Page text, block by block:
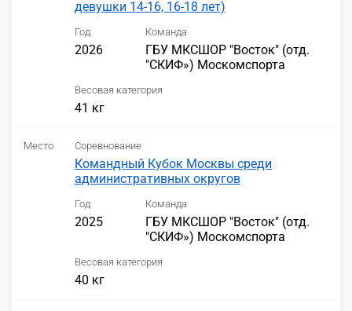
девушки 14-16, 16-18 лет)
Год
2026
Команда
ГБУ МКСШОР "Восток" (отд.
"СКИФ») Москомспорта
Весовая категория
41 кг
Место Соревнование
Командный Кубок Москвы среди
административных округов
Год
2025
Команда
ГБУ МКСШОР "Восток" (отд.
"СКИФ») Москомспорта
Весовая категория
40 кг